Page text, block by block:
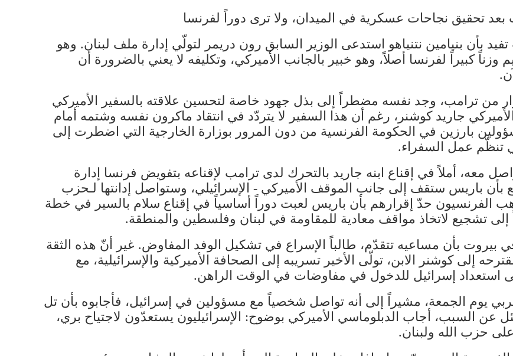
بعد تحقيق نجاحات عسكرية في الميدان، ولا ترى دوراً لفرنسا
بأن بنيامين نتنياهو استدعى الوزير السابق رون دريمر لتولّي إدارة ملف لبنان. وهو
وزناً كبيراً لفرنسا أصلاً، وهو خبير بالجانب الأميركي، وتكليفه لا يعني بالضرورة أن
من ترامب، وجد نفسه مضطراً إلى بذل جهود خاصة لتحسين علاقته بالسفير الأميركي
جاريد كوشنر، رغم أن هذا السفير لا يتردّد في انتقاد ماكرون نفسه وشتمه أمام
بارزين في الحكومة الفرنسية من دون المرور بوزارة الخارجية التي اضطرت إلى
تنظّم عمل السفراء.
معه، أملاً في إقناع ابنه جاريد بالتحرك لدى ترامب لإقناعه بتفويض فرنسا إدارة
بأن باريس ستقف إلى جانب الموقف الأميركي - الإسرائيلي، وستواصل إدانتها لـحزب
الفرنسيون حدّ إقرارهم بأن باريس لعبت دوراً أساسياً في إقناع سلام بالسير في خطة
تشجيع لاتخاذ مواقف معادية للمقاومة في لبنان وفلسطين والمنطقة.
بيروت بأن مساعيه تتقدّم، طالباً الإسراع في تشكيل الوفد المفاوض. غير أنّ هذه الثقة
إلى كوشنر الابن، تولّى الأخير تسريبه إلى الصحافة الأميركية والإسرائيلية، مع
استعداد إسرائيل للدخول في مفاوضات في الوقت الراهن.
يوم الجمعة، مشيراً إلى أنه تواصل شخصياً مع مسؤولين في إسرائيل، فأجابوه بأن تل
عن السبب، أجاب الدبلوماسي الأميركي بوضوح: الإسرائيليون يستعدّون لاجتياح بري،
حزب الله ولبنان.